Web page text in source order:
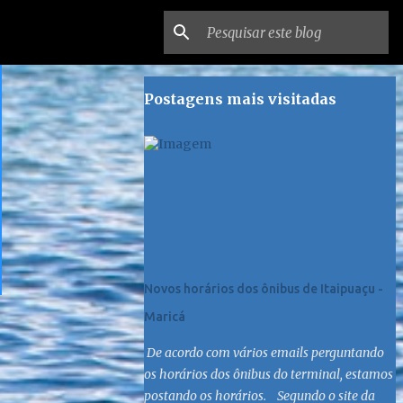
Postagens mais visitadas
Novos horários dos ônibus de Itaipuaçu -
Maricá
De acordo com vários emails perguntando
os horários dos ônibus do terminal, estamos
postando os horários. Segundo o site da